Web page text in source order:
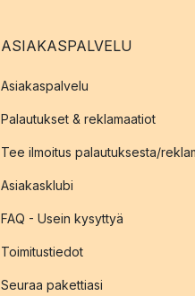
ASIAKASPALVELU
Asiakaspalvelu
Palautukset & reklamaatiot
Tee ilmoitus palautuksesta/
Asiakasklubi
FAQ - Usein kysyttyä
Toimitustiedot
Seuraa pakettiasi